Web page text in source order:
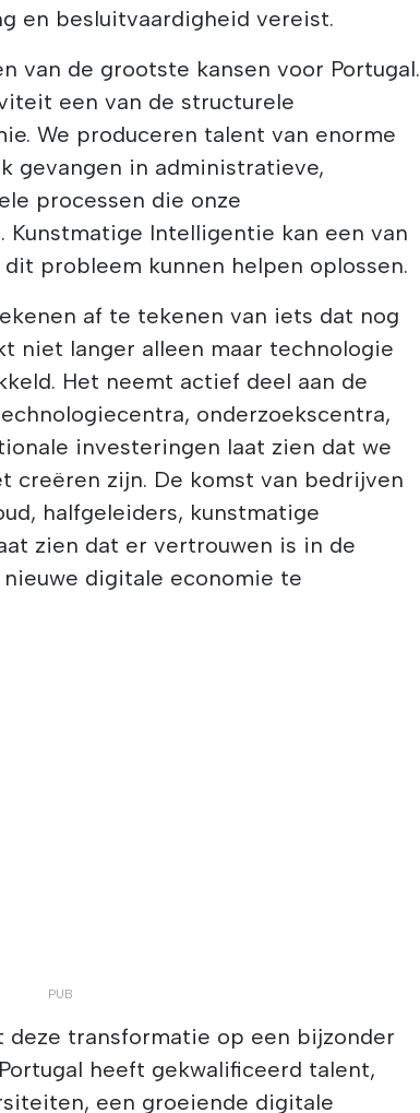
en besluitvaardigheid vereist.
van de grootste kansen voor Portugal.
een van de structurele
We produceren talent van enorme
gevangen in administratieve,
processen die onze
Intelligentie kan een van
probleem kunnen helpen oplossen.
af te tekenen van iets dat nog
niet langer alleen maar technologie
Het neemt actief deel aan de
onderzoekscentra,
investeringen laat zien dat we
creëren zijn. De komst van bedrijven
halfgeleiders, kunstmatige
zien dat er vertrouwen is in de
digitale economie te
transformatie op een bijzonder
heeft gekwalificeerd talent,
een groeiende digitale